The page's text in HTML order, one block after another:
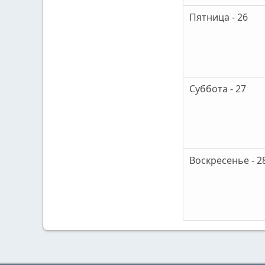
Пятница - 26
Суббота - 27
Воскресенье -